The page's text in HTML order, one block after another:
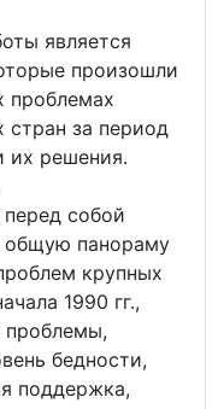
является
произошли
проблемax
стран за период
их решения.
собой
общую панораму
крупных
1990 гг.,
проблемы,
бедности,
поддержка,